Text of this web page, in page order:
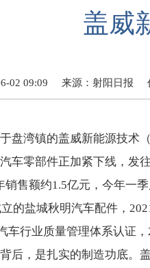
盖威
02 09:09 来源： 射阳日报
盘湾镇的盖威新能源技术
车零部件正加紧下线，发
销售额约1.5亿元，今年一
的盐城秋明汽车配件，
车行业质量管理体系认证
后，是扎实的制造功底。